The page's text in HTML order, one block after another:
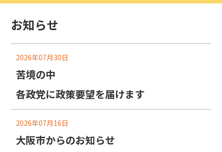
お知らせ
2026年07月30日
苦境の中
各政党に政策要望を届けます
2026年07月16日
大阪市からのお知らせ